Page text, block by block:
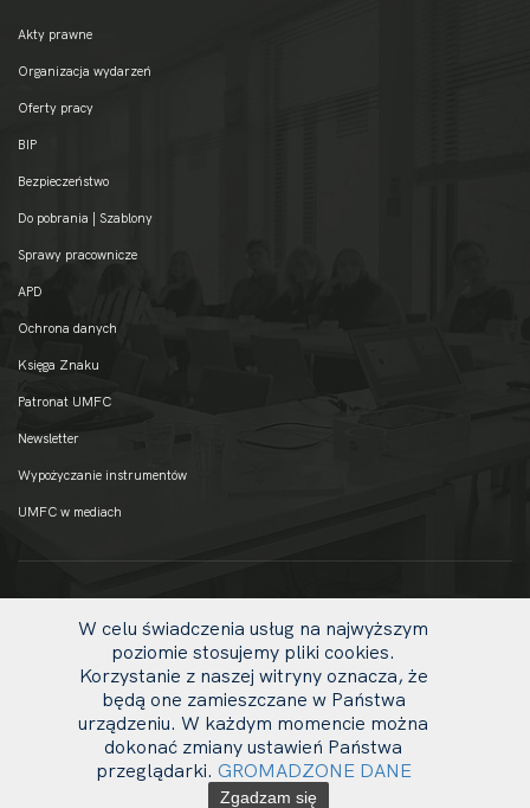
Akty prawne
Organizacja wydarzeń
Oferty pracy
BIP
Bezpieczeństwo
Do pobrania | Szablony
Sprawy pracownicze
APD
Ochrona danych
Księga Znaku
Patronat UMFC
Newsletter
Wypożyczanie instrumentów
UMFC w mediach
© 2020 UMFC
W celu świadczenia usług na najwyższym
poziomie stosujemy pliki cookies.
Korzystanie z naszej witryny oznacza, że
będą one zamieszczane w Państwa
urządzeniu. W każdym momencie można
dokonać zmiany ustawień Państwa
przeglądarki. GROMADZONE DANE
Zgadzam się